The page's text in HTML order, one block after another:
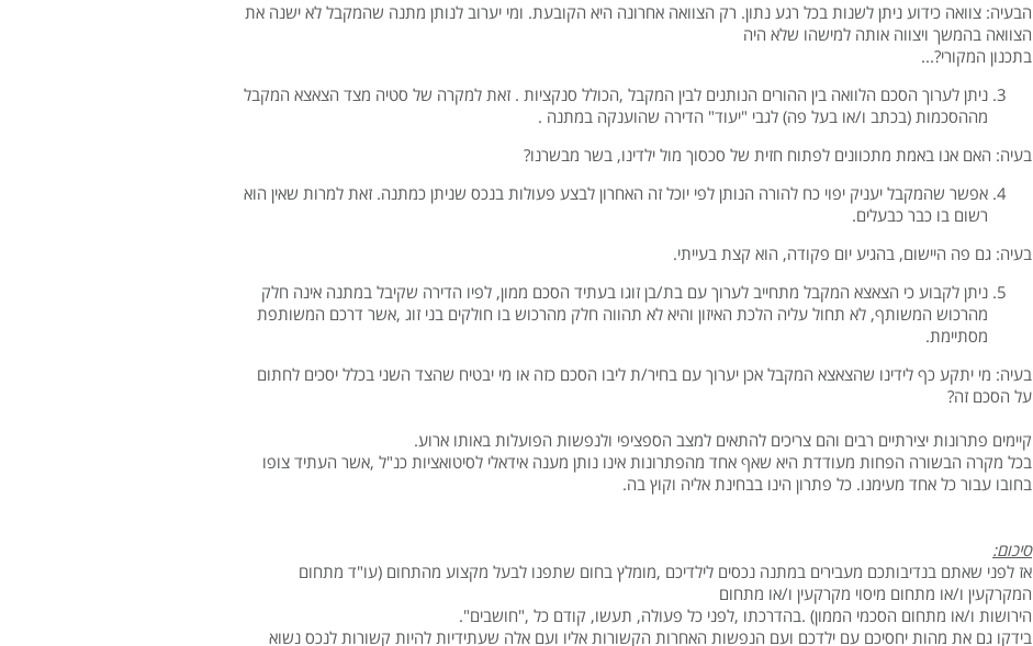
הבעיה: צוואה כידוע ניתן לשנות בכל רגע נתון. רק הצוואה אחרונה היא הקובעת. ומי יערוב לנותן מתנה שהמקבל לא ישנה את
הצוואה בהמשך ויצווה אותה למישהו שלא היה
בתכנון המקורי?...
ניתן לערוך הסכם הלוואה בין ההורים הנותנים לבין המקבל ,הכולל סנקציות . זאת למקרה של סטיה מצד הצאצא המקבל
מההסכמות (בכתב ו/או בעל פה) לגבי "יעוד" הדירה שהוענקה במתנה .
בעיה: האם אנו באמת מתכוונים לפתוח חזית של סכסוך מול ילדינו, בשר מבשרנו?
אפשר שהמקבל יעניק יפוי כח להורה הנותן לפי יוכל זה האחרון לבצע פעולות בנכס שניתן כמתנה. זאת למרות שאין הוא
רשום בו כבר כבעלים.
בעיה: גם פה היישום, בהגיע יום פקודה, הוא קצת בעייתי.
ניתן לקבוע כי הצאצא המקבל מתחייב לערוך עם בת/בן זוגו בעתיד הסכם ממון, לפיו הדירה שקיבל במתנה אינה חלק
מהרכוש המשותף, לא תחול עליה הלכת האיזון והיא לא תהווה חלק מהרכוש בו חולקים בני זוג ,אשר דרכם המשותפת
מסתיימת.
בעיה: מי יתקע כף לידינו שהצאצא המקבל אכן יערוך עם בחיר/ת ליבו הסכם כזה או מי יבטיח שהצד השני בכלל יסכים לחתום
על הסכם זה?
קיימים פתרונות יצירתיים רבים והם צריכים להתאים למצב הספציפי ולנפשות הפועלות באותו ארוע.
בכל מקרה הבשורה הפחות מעודדת היא שאף אחד מהפתרונות אינו נותן מענה אידאלי לסיטואציות כנ"ל ,אשר העתיד צופו
בחובו עבור כל אחד מעימנו. כל פתרון הינו בבחינת אליה וקוץ בה.
סיכום:
אז לפני שאתם בנדיבותכם מעבירים במתנה נכסים לילדיכם ,מומלץ בחום שתפנו לבעל מקצוע מהתחום (עו"ד מתחום
המקרקעין ו/או מתחום מיסוי מקרקעין ו/או מתחום
הירושות ו/או מתחום הסכמי הממון) .בהדרכתו ,לפני כל פעולה, תעשו, קודם כל ,"חושבים".
בידקו גם את מהות יחסיכם עם ילדכם ועם הנפשות האחרות הקשורות אליו ועם אלה שעתידיות להיות קשורות לנכס נשוא